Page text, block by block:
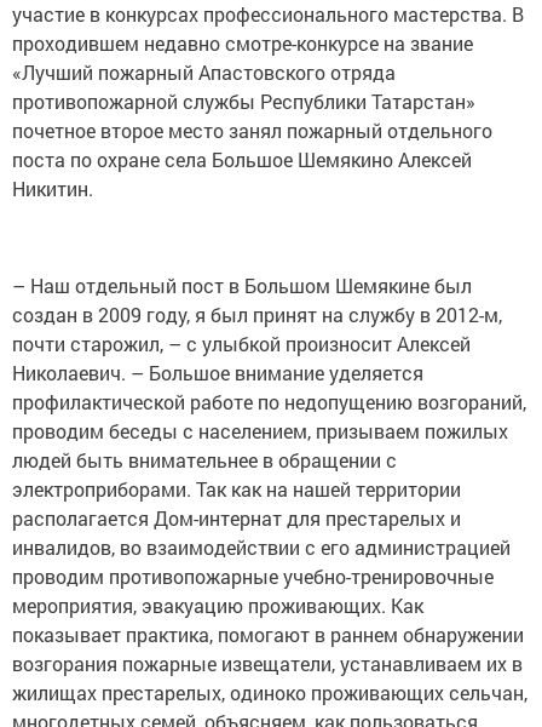
участие в конкурсах профессионального мастерства. В
проходившем недавно смотре-конкурсе на звание
«Лучший пожарный Апастовского отряда
противопожарной службы Респуб­лики Татарстан»
почетное второе место занял пожарный отдельного
поста по охране села Большое Шемякино ­Алексей
Никитин.
– Наш отдельный пост в Большом Шемякине был
создан в 2009 году, я был принят на службу в 2012-м,
почти старожил, – с улыбкой произносит Алексей
Николаевич. – Большое внимание уделяется
профилактической работе по недопущению возгораний,
проводим беседы с населением, призываем пожилых
людей быть внимательнее в обращении с
электроприборами. Так как на нашей территории
располагается Дом-интернат для престарелых и
инвалидов, во взаимодействии с его администрацией
проводим противопожарные учебно-тренировочные
мероприятия, эвакуацию проживающих. Как
показывает практика, помогают в раннем обнаружении
возгорания пожарные извещатели, устанавливаем их в
жилищах престарелых, одиноко проживающих сельчан,